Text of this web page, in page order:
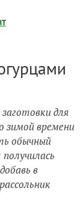
заготовки для
зимой времени
обычный
в